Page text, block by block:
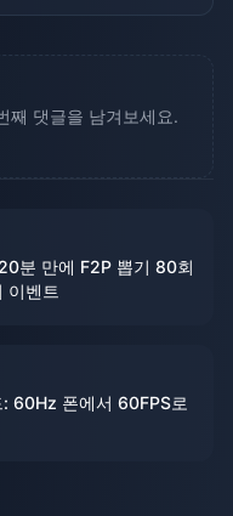
째 댓글을 남겨보세요.
분 만에 F2P 뽑기 80회
이벤트
60Hz 폰에서 60FPS로